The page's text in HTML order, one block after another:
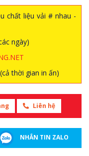
chất liệu vải # nhau -
ngày)
thời gian in ấn)
Liên hệ
NHẮN TIN ZALO